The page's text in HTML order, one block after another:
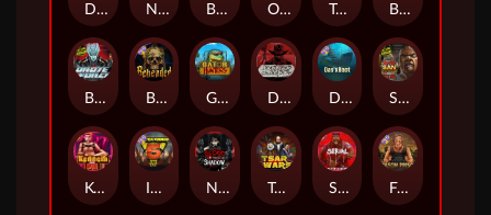
Nexus Blood & Shadow
Dead, Dead, or Deader
Tsar Wars
Brute Force San Quentin 2: Death Row
Blood & Shadow Outsourced
Beheaded
Brute Force: Alien Onslaught
Nexus The Crypt
Gator Hunters
Kenneth Must Die
Tombstone RIP
Folsom Prison
Das xBoot
Serial
Infectious 5 xWays
Dead Canary